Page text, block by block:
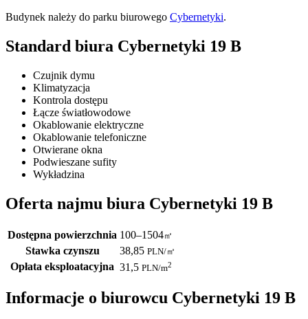
Budynek należy do parku biurowego Cybernetyki.
Standard biura Cybernetyki 19 B
Czujnik dymu
Klimatyzacja
Kontrola dostępu
Łącze światłowodowe
Okablowanie elektryczne
Okablowanie telefoniczne
Otwierane okna
Podwieszane sufity
Wykładzina
Oferta najmu biura Cybernetyki 19 B
Dostępna powierzchnia 100–1504㎡
Stawka czynszu 38,85 PLN/㎡
Opłata eksploatacyjna 31,5 PLN/m2
Informacje o biurowcu Cybernetyki 19 B